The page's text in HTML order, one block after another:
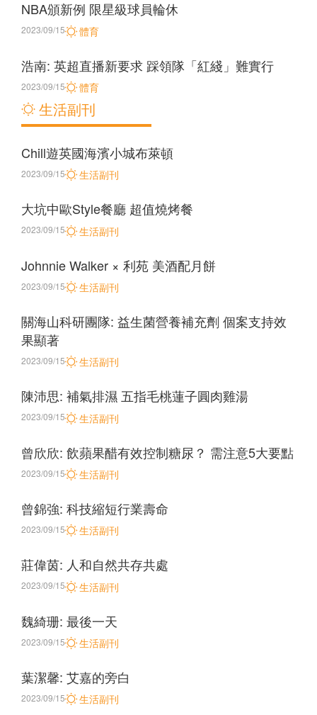
NBA頒新例 限星級球員輪休
體育
2023/09/15
浩南: 英超直播新要求 踩領隊「紅綫」難實行
體育
2023/09/15
生活副刊
Chill遊英國海濱小城布萊頓
生活副刊
2023/09/15
大坑中歐Style餐廳 超值燒烤餐
生活副刊
2023/09/15
Johnnie Walker × 利苑 美酒配月餅
生活副刊
2023/09/15
關海山科研團隊: 益生菌營養補充劑 個案支持效
果顯著
生活副刊
2023/09/15
陳沛思: 補氣排濕 五指毛桃蓮子圓肉雞湯
生活副刊
2023/09/15
曾欣欣: 飲蘋果醋有效控制糖尿？ 需注意5大要點
生活副刊
2023/09/15
曾錦強: 科技縮短行業壽命
生活副刊
2023/09/15
莊偉茵: 人和自然共存共處
生活副刊
2023/09/15
魏綺珊: 最後一天
生活副刊
2023/09/15
葉潔馨: 艾嘉的旁白
生活副刊
2023/09/15